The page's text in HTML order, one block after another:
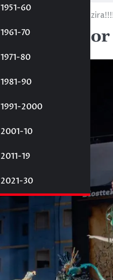
1951-60
1961-70
1971-80
1981-90
1991-2000
2001-10
2011-19
2021-30
som la millor falla
la